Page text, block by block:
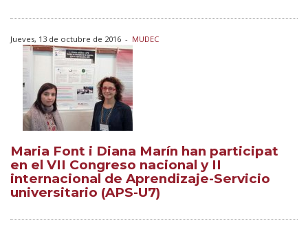
Jueves, 13 de octubre de 2016 - MUDEC
Maria Font i Diana Marín han participat
en el VII Congreso nacional y II
internacional de Aprendizaje-Servicio
universitario (APS-U7)